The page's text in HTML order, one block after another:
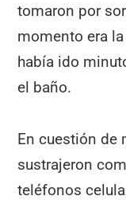
tomaron por
momento era
había ido
el baño.
En cuestión de
sustrajeron
teléfonos